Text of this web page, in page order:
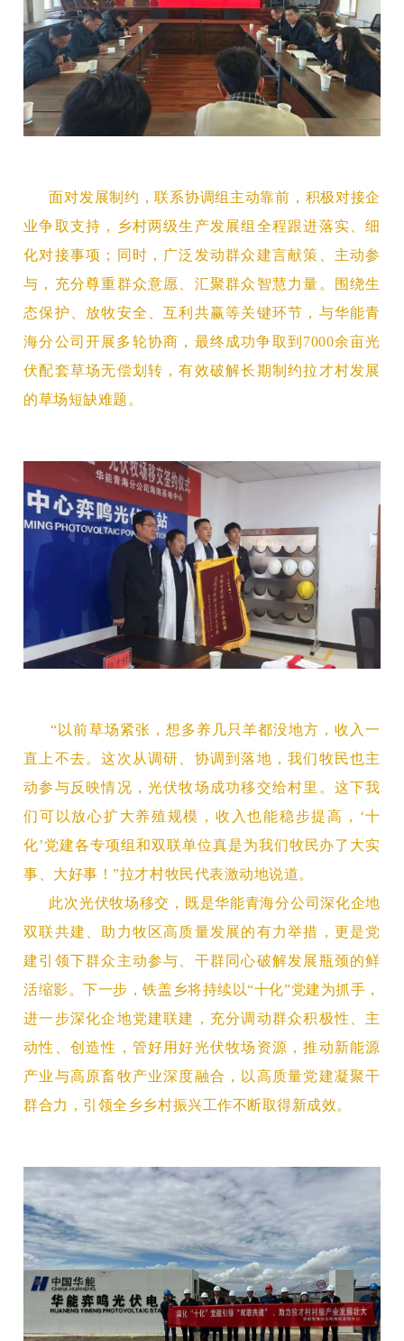
面对发展制约，联系协调组主动靠前，积极对接企
业争取支持，乡村两级生产发展组全程跟进落实、细
化对接事项；同时，广泛发动群众建言献策、主动参
与，充分尊重群众意愿、汇聚群众智慧力量。围绕生
态保护、放牧安全、互利共赢等关键环节，与华能青
海分公司开展多轮协商，最终成功争取到 7000余亩光
伏配套草场无偿划转 ，有效破解长期制约拉才村发展
的草场短缺难题。
“以前草场紧张，想多养几只羊都没地方，收入一
直上不去。这次从调研、协调到落地，我们牧民也主
动参与反映情况，光伏牧场成功移交给村里。这下我
们可以放心扩大养殖规模，收入也能稳步提高，‘十
化’党建各专项组和双联单位真是为我们牧民办了大实
事、大好事！”拉才村牧民代表激动地说道。
此次光伏牧场移交，既是华能青海分公司深化企地
双联共建、助力牧区高质量发展的有力举措，更是党
建引领下群众主动参与、干群同心破解发展瓶颈的鲜
活缩影。下一步，铁盖乡将持续以“十化”党建为抓手，
进一步深化企地党建联建，充分调动群众积极性、主
动性、创造性，管好用好光伏牧场资源，推动新能源
产业与高原畜牧产业深度融合，以高质量党建凝聚干
群合力，引领全乡乡村振兴工作不断取得新成效。